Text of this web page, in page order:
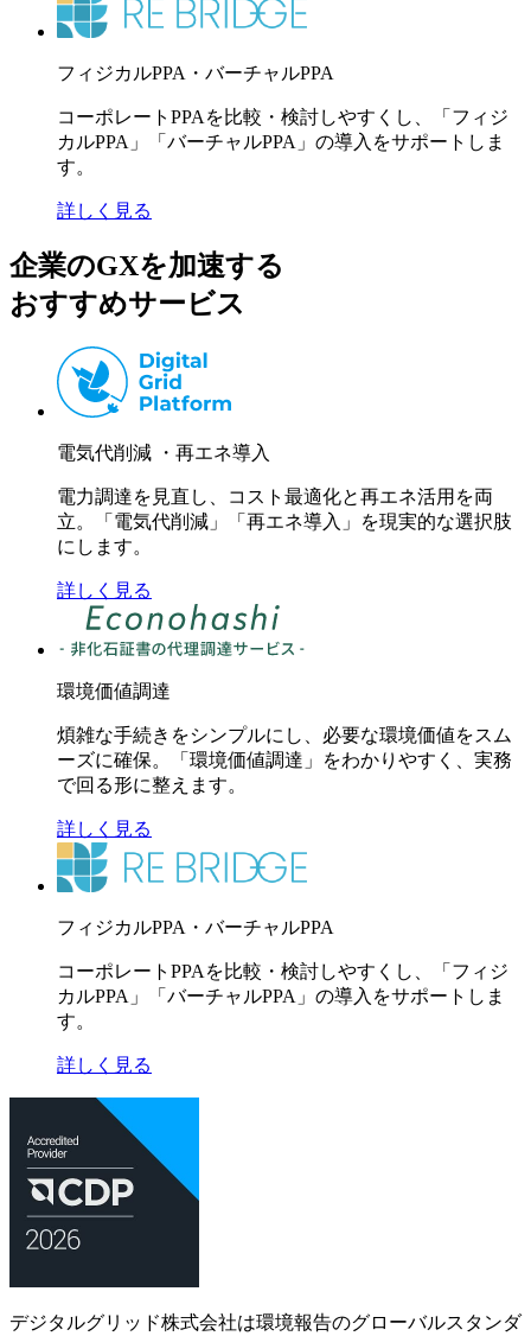
フィジカルPPA・バーチャルPPA
コーポレートPPAを比較・検討しやすくし、「フィジ
カルPPA」「バーチャルPPA」の導入をサポートしま
す。
詳しく見る
企業のGXを加速する
おすすめサービス
電気代削減 ・再エネ導入
電力調達を見直し、コスト最適化と再エネ活用を両
立。「電気代削減」「再エネ導入」を現実的な選択肢
にします。
詳しく見る
環境価値調達
煩雑な手続きをシンプルにし、必要な環境価値をスム
ーズに確保。「環境価値調達」をわかりやすく、実務
で回る形に整えます。
詳しく見る
フィジカルPPA・バーチャルPPA
コーポレートPPAを比較・検討しやすくし、「フィジ
カルPPA」「バーチャルPPA」の導入をサポートしま
す。
詳しく見る
デジタルグリッド株式会社は環境報告のグローバルスタンダ